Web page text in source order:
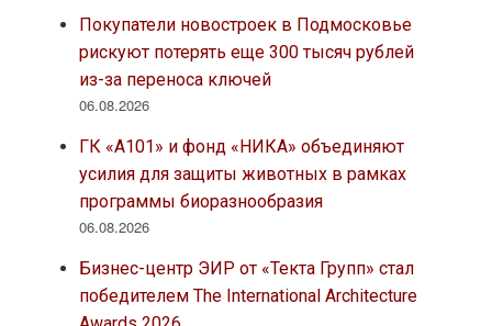
Покупатели новостроек в Подмосковье
рискуют потерять еще 300 тысяч рублей
из-за переноса ключей
06.08.2026
ГК «А101» и фонд «НИКА» объединяют
усилия для защиты животных в рамках
программы биоразнообразия
06.08.2026
Бизнес-центр ЭИР от «Текта Групп» стал
победителем The International Architecture